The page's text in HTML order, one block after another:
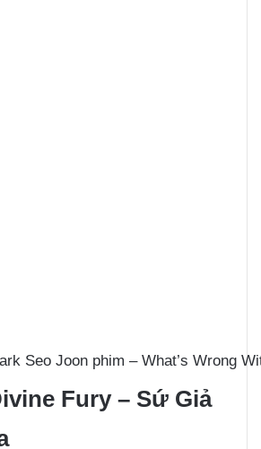
Seo Joon phim – What’s Wrong
Fury – Sứ Giả